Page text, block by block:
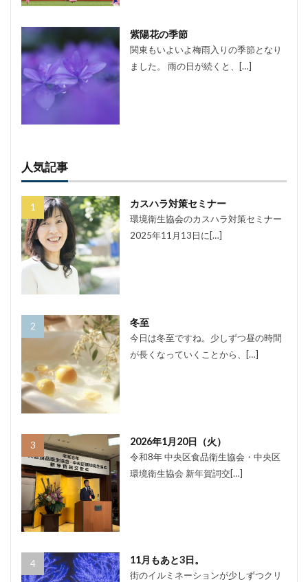
紫陽花の季節
関東もいよいよ梅雨入りの季節となり
ました。 雨の日が続くと、[…]
人気記事
カスハラ対策セミナー
環境衛生協会のカスハラ対策セミナー
2025年11月13日に[…]
冬至
今日は冬至ですね。少しずつ昼の時間
が長くなっていくことから、[…]
2026年1月20日（火）
令和8年 中央区食品衛生協会・中央区
環境衛生協会 新年賀詞交[…]
11月もあと3日。
街のイルミネーションが少しずつクリ